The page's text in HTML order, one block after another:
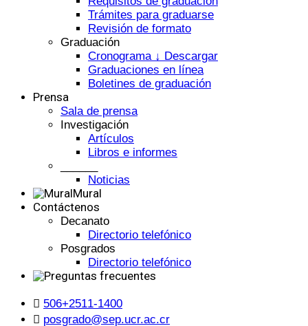
Trámites para graduarse
Revisión de formato
Graduación
Cronograma ↓ Descargar
Graduaciones en línea
Boletines de graduación
Prensa
Sala de prensa
Investigación
Artículos
Libros e informes
Noticias
Mural
Contáctenos
Decanato
Directorio telefónico
Posgrados
Directorio telefónico
506+2511-1400
posgrado@sep.ucr.ac.cr